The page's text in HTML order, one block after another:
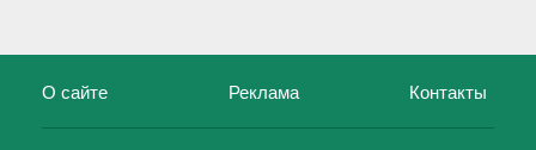
О сайте Реклама Контакты